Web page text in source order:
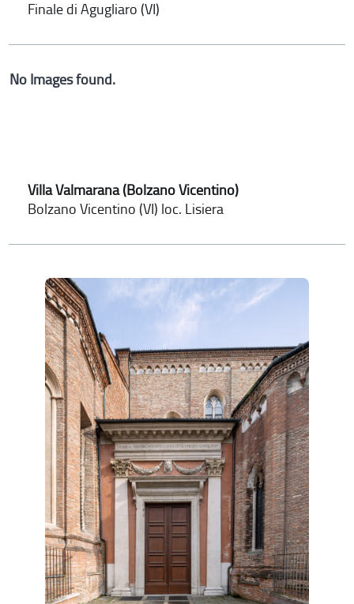
Finale di Agugliaro (VI)
No Images found.
Villa Valmarana (Bolzano Vicentino)
Bolzano Vicentino (VI) loc. Lisiera